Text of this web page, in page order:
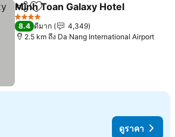
แชร์ เพิ่มในรายการโปรด
Minh Toan Galaxy Hotel
4 ดาว
8.4 ดีมาก
4,349
2.5 km ถึง Da Nang International Airport
ดูราคา